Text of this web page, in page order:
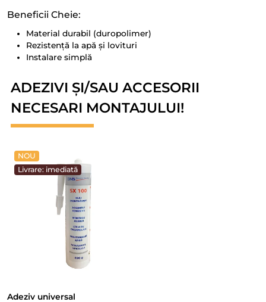
Beneficii Cheie:
Material durabil (duropolimer)
Rezistență la apă și lovituri
Instalare simplă
ADEZIVI ȘI/SAU ACCESORII
NECESARI MONTAJULUI!
NOU
Livrare: imediată
Adeziv universal